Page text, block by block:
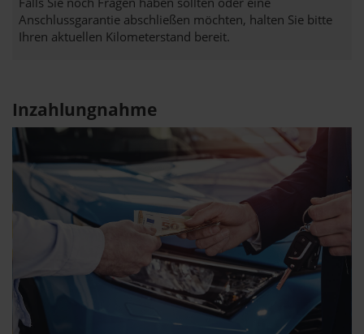
Anschlussgarantie abschließen möchten, halten Sie bitte
Ihren aktuellen Kilometerstand bereit.
Inzahlungnahme